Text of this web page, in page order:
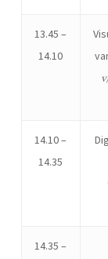
13.45 –
14.10
14.10 –
14.35
14.35 –